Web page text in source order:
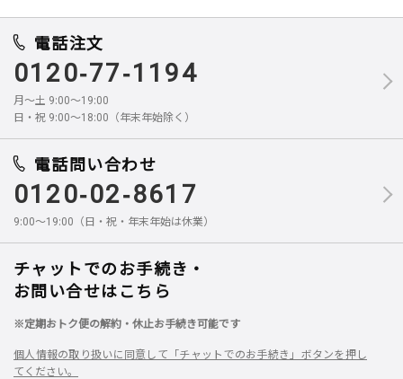
電話注文
0120-77-1194
月～土 9:00～19:00
日・祝 9:00～18:00（年末年始除く）
電話問い合わせ
0120-02-8617
9:00～19:00（日・祝・年末年始は休業）
チャットでのお手続き・
お問い合せはこちら
※定期おトク便の解約・休止お手続き可能です
個人情報の取り扱いに同意して「チャットでのお手続き」ボタンを押し
てください。